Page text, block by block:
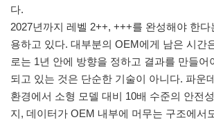
다.
2027년까지 레벨 2++, +++를 완성해야 한
용하고 있다. 대부분의 OEM에게 남은 시간
로는 1년 안에 방향을 정하고 결과를 만들어
되고 있는 것은 단순한 기술이 아니다. 파운
환경에서 소형 모델 대비 10배 수준의 안전
지, 데이터가 OEM 내부에 머무는 구조에서